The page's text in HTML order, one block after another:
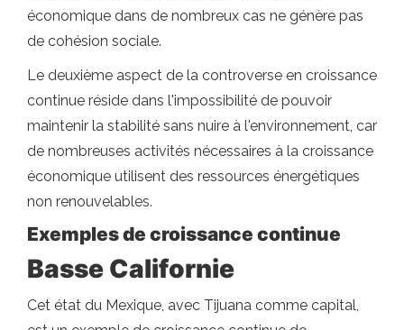
économique dans de nombreux cas ne génère pas
de cohésion sociale.
Le deuxième aspect de la controverse en croissance
continue réside dans l'impossibilité de pouvoir
maintenir la stabilité sans nuire à l'environnement, car
de nombreuses activités nécessaires à la croissance
économique utilisent des ressources énergétiques
non renouvelables.
Exemples de croissance continue
Basse Californie
Cet état du Mexique, avec Tijuana comme capital,